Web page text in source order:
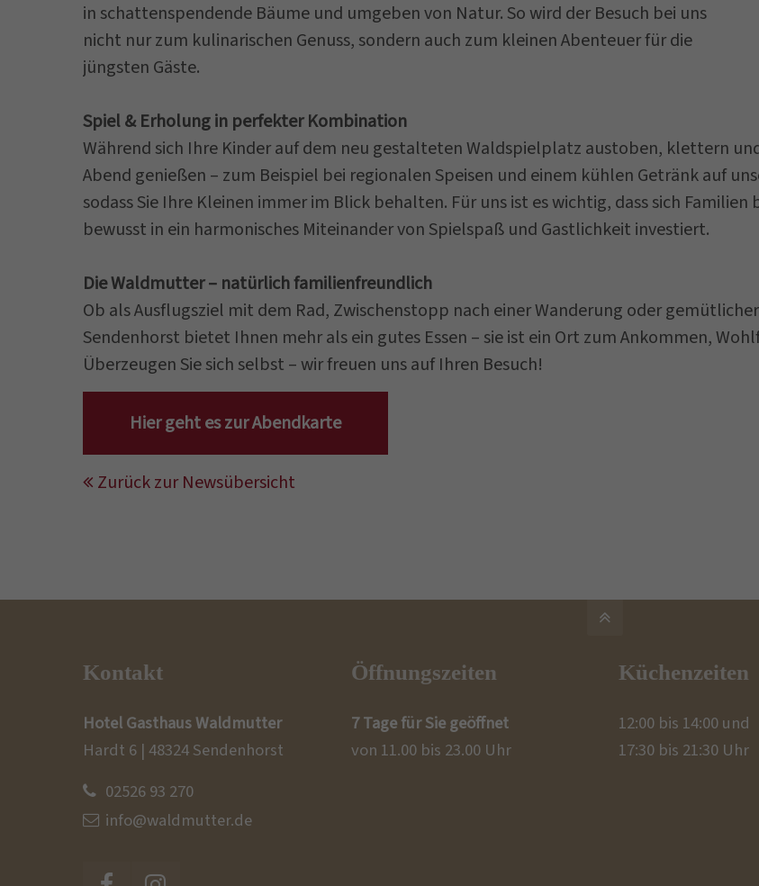
in schattenspendende Bäume und umgeben von Natur. So wird der Besuch bei uns
nicht nur zum kulinarischen Genuss, sondern auch zum kleinen Abenteuer für die
jüngsten Gäste.
Spiel & Erholung in perfekter Kombination
Während sich Ihre Kinder auf dem neu gestalteten Waldspielplatz austoben, klettern
Abend genießen – zum Beispiel bei regionalen Speisen und einem kühlen Getränk auf
sodass Sie Ihre Kleinen immer im Blick behalten. Für uns ist es wichtig, dass sich
bewusst in ein harmonisches Miteinander von Spielspaß und Gastlichkeit investiert.
Die Waldmutter – natürlich familienfreundlich
Ob als Ausflugsziel mit dem Rad, Zwischenstopp nach einer Wanderung oder
Sendenhorst bietet Ihnen mehr als ein gutes Essen – sie ist ein Ort zum Ankommen,
Überzeugen Sie sich selbst – wir freuen uns auf Ihren Besuch!
Hier geht es zur Abendkarte
Zurück zur Newsübersicht
Kontakt
Hotel Gasthaus Waldmutter
Hardt 6 | 48324 Sendenhorst
02526 93 270
info@waldmutter.de
Öffnungszeiten
7 Tage für Sie geöffnet
von 11.00 bis 23.00 Uhr
Küchenzeiten
12:00 bis 14:00 und
17:30 bis 21:30 Uhr